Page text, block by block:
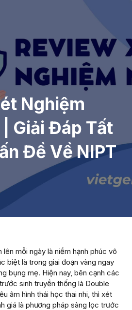
Nghiệm
Giải Đáp Tất
Đề Về NIPT
lên mỗi ngày là niềm hạnh phúc vô
biệt là trong giai đoạn vàng ngay
bụng mẹ. Hiện nay, bên cạnh các
sinh truyền thống là Double
âm hình thái học thai nhi, thì xét
giá là phương pháp sàng lọc trước